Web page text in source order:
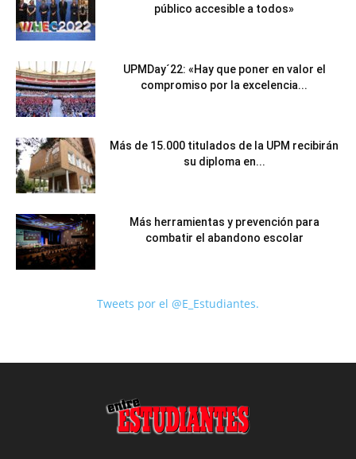
público accesible a todos»
UPMDay´22: «Hay que poner en valor el
compromiso por la excelencia...
Más de 15.000 titulados de la UPM recibirán
su diploma en...
Más herramientas y prevención para
combatir el abandono escolar
Tweets por el @E_Estudiantes.